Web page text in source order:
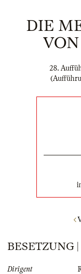
DIE
28.
BESETZUNG |
Dirigent